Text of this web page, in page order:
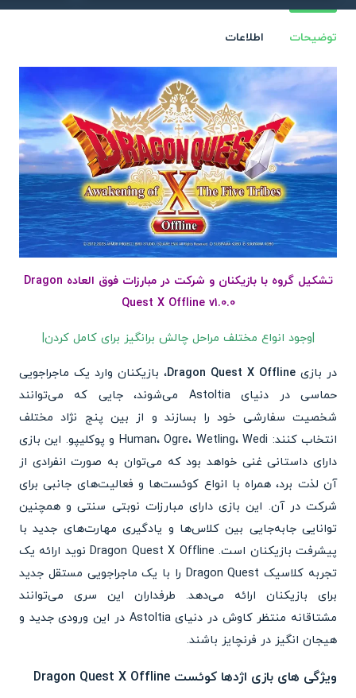
توضیحات اطلاعات
تشکیل گروه‌ با بازیکنان و شرکت در مبارزات فوق العاده Dragon
Quest X Offline v1.0.0
|وجود انواع مختلف مراحل چالش برانگیز برای کامل کردن|
در بازی Dragon Quest X Offline، بازیکنان وارد یک ماجراجویی
حماسی در دنیای Astoltia می‌شوند، جایی که می‌توانند
شخصیت سفارشی خود را بسازند و از بین پنج نژاد مختلف
انتخاب کنند: Human، Ogre، Wetling، Wedi و پوکلیپو. این بازی
دارای داستانی غنی خواهد بود که می‌توان به صورت انفرادی از
آن لذت برد، همراه با انواع کوئست‌ها و فعالیت‌های جانبی برای
شرکت در آن. این بازی دارای مبارزات نوبتی سنتی و همچنین
توانایی جابه‌جایی بین کلاس‌ها و یادگیری مهارت‌های جدید با
پیشرفت بازیکنان است. Dragon Quest X Offline نوید ارائه یک
تجربه کلاسیک Dragon Quest را با یک ماجراجویی مستقل جدید
برای بازیکنان ارائه می‌دهد. طرفداران این سری می‌توانند
مشتاقانه منتظر کاوش در دنیای Astoltia در این ورودی جدید و
هیجان انگیز در فرنچایز باشند.
ویژگی های بازی اژدها کوئست Dragon Quest X Offline